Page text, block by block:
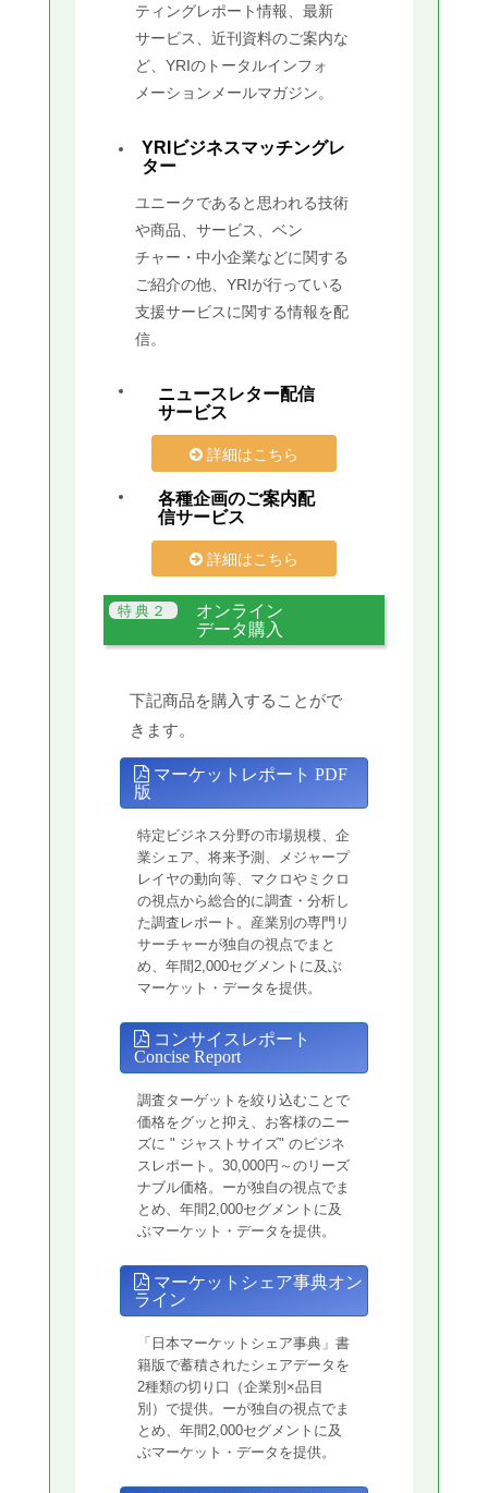
ティングレポート情報、最新
サービス、近刊資料のご案内な
ど、YRIのトータルインフォ
メーションメールマガジン。
YRIビジネスマッチングレ
ター
ユニークであると思われる技術
や商品、サービス、ベン
チャー・中小企業などに関する
ご紹介の他、YRIが行っている
支援サービスに関する情報を配
信。
ニュースレター配信
サービス
詳細はこちら
各種企画のご案内配
信サービス
詳細はこちら
オンライン
データ購入
下記商品を購入することがで
きます。
マーケットレポート PDF
版
特定ビジネス分野の市場規模、企
業シェア、将来予測、メジャープ
レイヤの動向等、マクロやミクロ
の視点から総合的に調査・分析し
た調査レポート。産業別の専門リ
サーチャーが独自の視点でまと
め、年間2,000セグメントに及ぶ
マーケット・データを提供。
コンサイスレポート
Concise Report
調査ターゲットを絞り込むことで
価格をグッと抑え、お客様のニー
ズに " ジャストサイズ" のビジネ
スレポート。30,000円～のリーズ
ナブル価格。ーが独自の視点でま
とめ、年間2,000セグメントに及
ぶマーケット・データを提供。
マーケットシェア事典オン
ライン
「日本マーケットシェア事典」書
籍版で蓄積されたシェアデータを
2種類の切り口（企業別×品目
別）で提供。ーが独自の視点でま
とめ、年間2,000セグメントに及
ぶマーケット・データを提供。